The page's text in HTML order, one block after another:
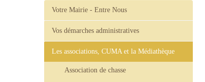
Votre Mairie - Entre Nous
Vos démarches administratives
Les associations, CUMA et la Médiathèque
Association de chasse